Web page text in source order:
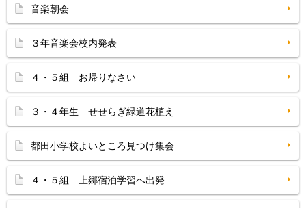
音楽朝会
３年音楽会校内発表
４・５組 お帰りなさい
３・４年生 せせらぎ緑道花植え
都田小学校よいところ見つけ集会
４・５組 上郷宿泊学習へ出発